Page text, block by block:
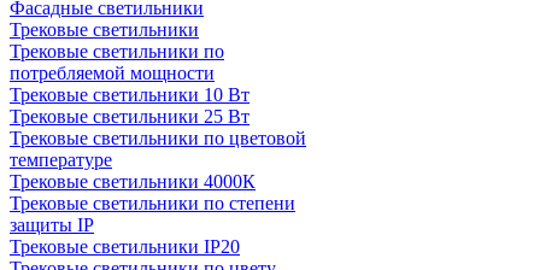
Фасадные светильники
Трековые светильники
Трековые светильники по
потребляемой мощности
Трековые светильники 10 Вт
Трековые светильники 25 Вт
Трековые светильники по цветовой
температуре
Трековые светильники 4000К
Трековые светильники по степени
защиты IP
Трековые светильники IP20